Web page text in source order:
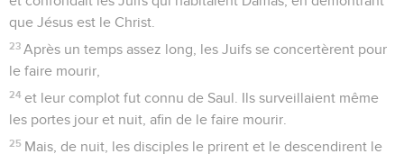
que Jésus est le Christ.
23 Après un temps assez long, les Juifs se concertèrent pour
le faire mourir,
24 et leur complot fut connu de Saul. Ils surveillaient même
les portes jour et nuit, afin de le faire mourir.
25 Mais, de nuit, les disciples le prirent et le descendirent le